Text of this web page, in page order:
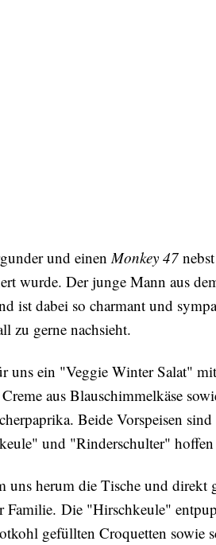
und einenMonkey 47
wurde. Der junge Mann aus
ist dabei so charmant und
zu gerne nachsieht.
uns ein "Veggie Winter Salat"
aus Blauschimmelkäse
Beide Vorspeisen
und "Rinderschulter"
uns herum die Tische und direkt
Familie. Die "Hirschkeule"
gefüllten Croquetten